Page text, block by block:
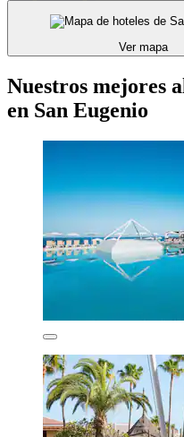
Ver mapa
Nuestros mejores
en San Eugenio